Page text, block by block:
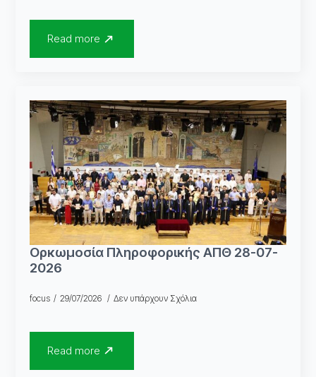
Read more
Ορκωμοσία Πληροφορικής ΑΠΘ 28-07-
2026
focus 29/07/2026 Δεν υπάρχουν Σχόλια
Read more